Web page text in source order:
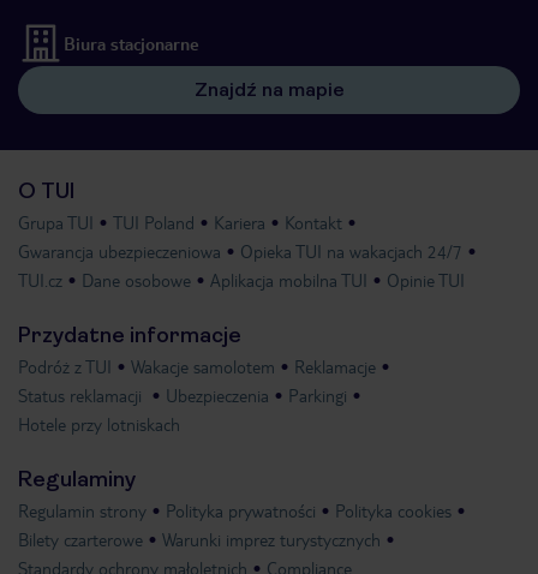
Biura stacjonarne
Znajdź na mapie
O TUI
Grupa TUI TUI Poland Kariera
Kontakt
Gwarancja ubezpieczeniowa
Opieka TUI na wakacjach 24/7
TUI.cz
Dane osobowe Aplikacja mobilna TUI Opinie TUI
Przydatne informacje
Podróż z TUI Wakacje samolotem
Reklamacje
Status reklamacji
Ubezpieczenia
Parkingi
Hotele przy lotniskach
Regulaminy
Regulamin strony Polityka prywatności
Polityka cookies
Bilety czarterowe
Warunki imprez turystycznych
Standardy ochrony małoletnich
Compliance